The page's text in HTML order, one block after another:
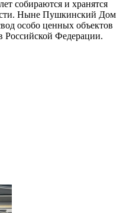
собираются и хранятся
Ныне Пушкинский Дом
особо ценных объектов
Российской Федерации.